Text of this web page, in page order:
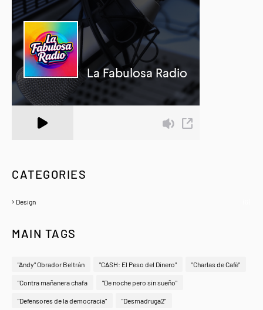
CATEGORIES
Design
MAIN TAGS
"Andy" Obrador Beltrán "CASH: El Peso del Dinero" "Charlas de Café"
"Contra mañanera chafa "De noche pero sin sueño"
"Defensores de la democracia" "Desmadruga2"